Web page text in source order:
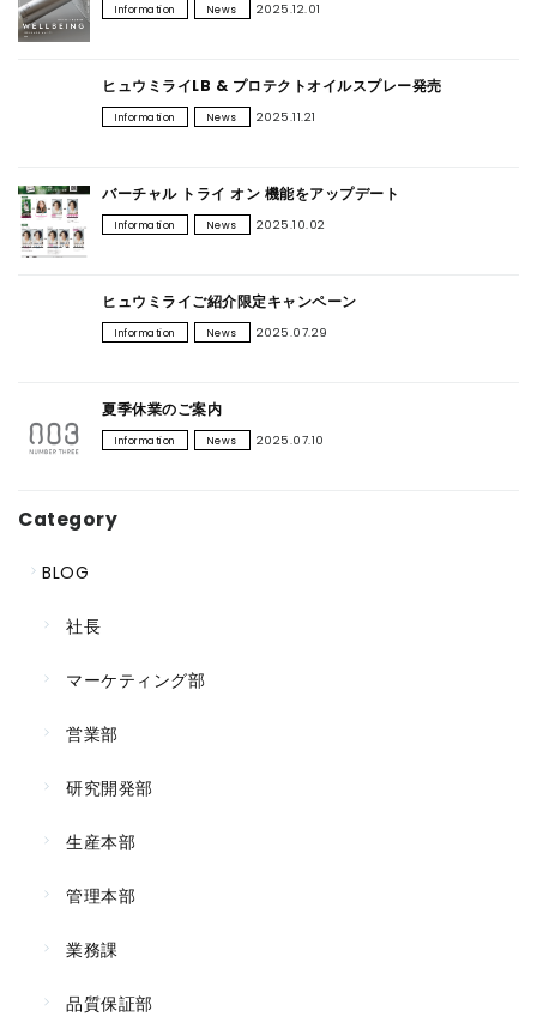
Information News 2025.12.01
ヒュウミライLB & プロテクトオイルスプレー発売
Information News 2025.11.21
バーチャル トライ オン 機能をアップデート
Information News 2025.10.02
ヒュウミライご紹介限定キャンペーン
Information News 2025.07.29
夏季休業のご案内
Information News 2025.07.10
Category
BLOG
社長
マーケティング部
営業部
研究開発部
生産本部
管理本部
業務課
品質保証部